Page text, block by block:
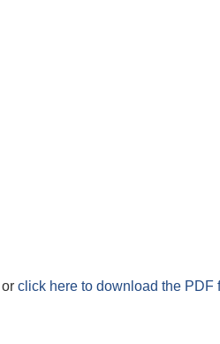
or click here to download the PDF